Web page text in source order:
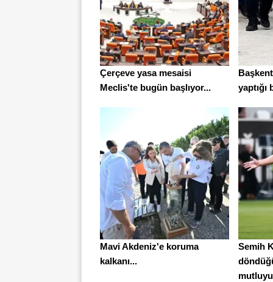
Çerçeve yasa mesaisi
Meclis'te bugün başlıyor...
yaptığı
Mavi Akdeniz'e koruma
kalkanı...
Semih